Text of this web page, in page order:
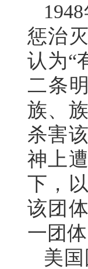
惩治
认为“
二条
族、
杀害
神上
下，
该团
一团
美